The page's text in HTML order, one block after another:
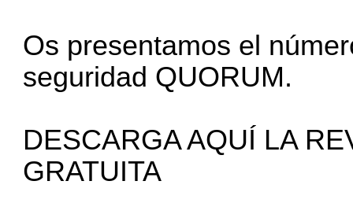
Os presentamos el
seguridad QUORUM.
DESCARGA AQUÍ LA
GRATUITA